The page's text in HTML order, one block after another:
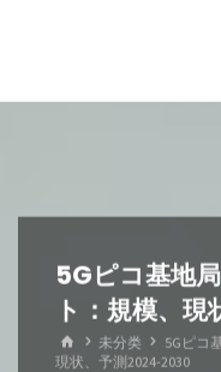
5Gピコ基地
ト：規模、
ホ
ー
未分类
5Gピコ
現状、予測2024-2030